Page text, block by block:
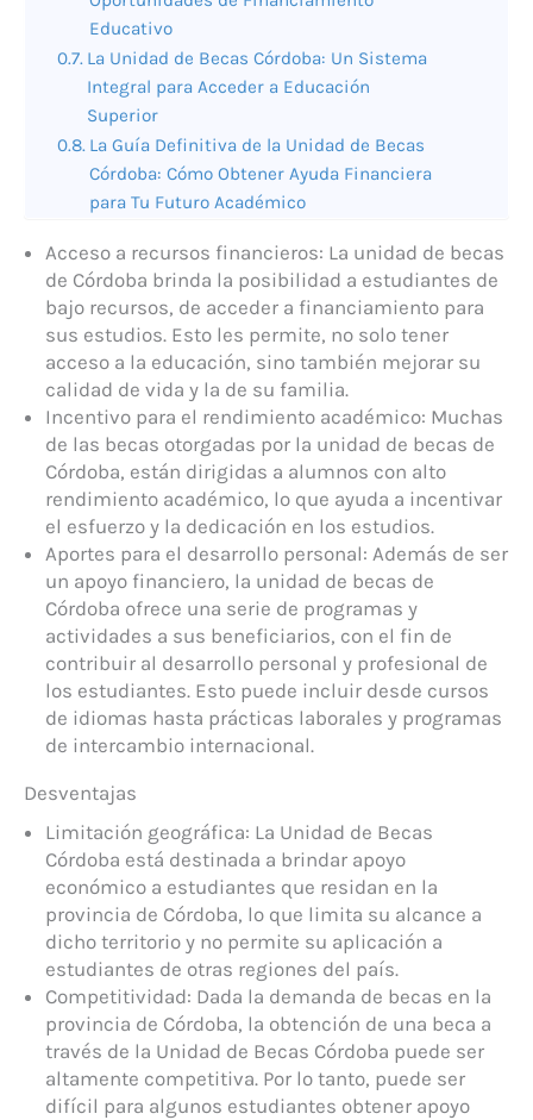
Educativo
La Unidad de Becas Córdoba: Un Sistema
Integral para Acceder a Educación
Superior
La Guía Definitiva de la Unidad de Becas
Córdoba: Cómo Obtener Ayuda Financiera
para Tu Futuro Académico
Acceso a recursos financieros: La unidad de becas
de Córdoba brinda la posibilidad a estudiantes de
bajo recursos, de acceder a financiamiento para
sus estudios. Esto les permite, no solo tener
acceso a la educación, sino también mejorar su
calidad de vida y la de su familia.
Incentivo para el rendimiento académico: Muchas
de las becas otorgadas por la unidad de becas de
Córdoba, están dirigidas a alumnos con alto
rendimiento académico, lo que ayuda a incentivar
el esfuerzo y la dedicación en los estudios.
Aportes para el desarrollo personal: Además de ser
un apoyo financiero, la unidad de becas de
Córdoba ofrece una serie de programas y
actividades a sus beneficiarios, con el fin de
contribuir al desarrollo personal y profesional de
los estudiantes. Esto puede incluir desde cursos
de idiomas hasta prácticas laborales y programas
de intercambio internacional.
Desventajas
Limitación geográfica: La Unidad de Becas
Córdoba está destinada a brindar apoyo
económico a estudiantes que residan en la
provincia de Córdoba, lo que limita su alcance a
dicho territorio y no permite su aplicación a
estudiantes de otras regiones del país.
Competitividad: Dada la demanda de becas en la
provincia de Córdoba, la obtención de una beca a
través de la Unidad de Becas Córdoba puede ser
altamente competitiva. Por lo tanto, puede ser
difícil para algunos estudiantes obtener apoyo